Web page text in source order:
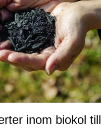
inom biokol till